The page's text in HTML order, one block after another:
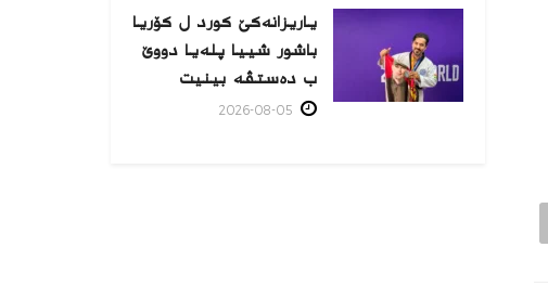
یاریزانەكێ کورد ل کۆریا
باشور شییا پلەیا دووێ
ب دەستڤە بینیت